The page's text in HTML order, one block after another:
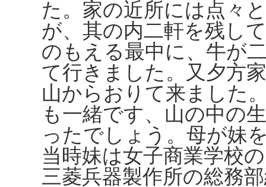
た。家の近所には点々
が、其の内二軒を残し
のもえる最中に、牛が
て行きました。又夕方
山からおりて来ました
も一緒です、山の中の
ったでしょう。母が妹
当時妹は女子商業学校
三菱兵器製作所の総務